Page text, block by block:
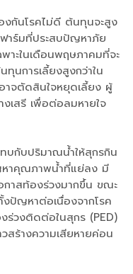
งกันโรคไม่ดี ต้นทุนจะสูง
าร์มที่ประสบปัญหาภัย
าะในเดือนพฤษภาคมที่จะ
นการเลี้ยงสูงกว่าใน
าจตัดสินใจหยุดเลี้ยง ผู้
งเสรี เพื่อต่อลมหายใจ
บกับปริมาณน้ำให้สุกรกิน
หาคุณภาพน้ำที่แย่ลง มี
าสท้องร่วงมากขึ้น ขณะ
ปัญหาต่อเนื่องจากโรค
ร่วงติดต่อในสุกร (PED)
ร้างความเสียหายค่อน